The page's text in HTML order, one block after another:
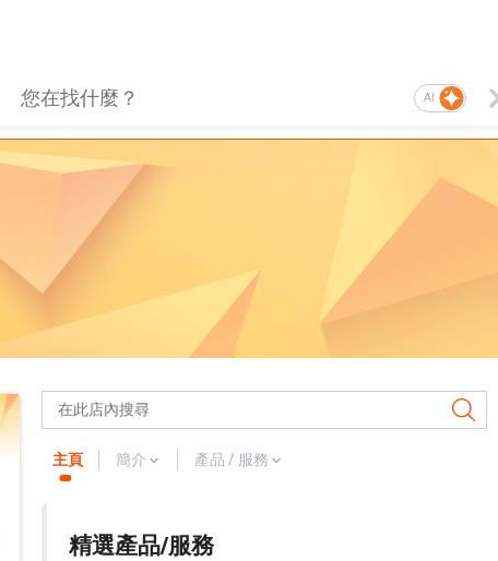
AI
主頁 簡介 產品 / 服務
精選產品/服務